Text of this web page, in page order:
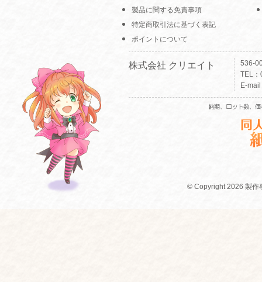
製品に関する免責事項
特定商取引法に基づく表記
ポイントについて
株式会社 クリエイト
536-
TEL
E-
© Copyright 2026 製作